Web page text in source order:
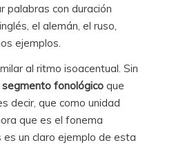
palabras con duración
el alemán, el ruso,
ejemplos.
al ritmo isoacentual. Sin
fonológico que
decir, que como unidad
que es el fonema
es un claro ejemplo de esta